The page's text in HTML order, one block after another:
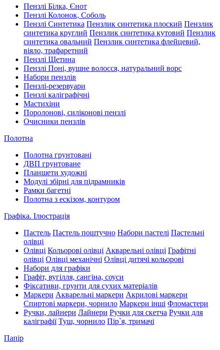
Пензлі Білка, Єнот
Пензлі Колонок, Соболь
Пензлі Синтетика Пензлик синтетика плоский Пензлик
синтетика круглий Пензлик синтетика кутовий Пензлик
синтетика овальний Пензлик синтетика флейцевий,
віяло, трафаретний
Пензлі Щетина
Пензлі Поні, вушне волосся, натуральний ворс
Набори пензлів
Пензлі-резервуари
Пензлі каліграфічні
Мастихіни
Поролонові, силіконові пензлі
Очисники пензлів
Полотна
Полотна грунтовані
ДВП грунтоване
Планшети художні
Модулі збірні для підрамників
Рамки багетні
Полотна з ескізом, контуром
Графіка. Ілюстрація
Пастель Пастель поштучно Набори пастелі Пастельні
олівці
Олівці Кольорові олівці Акварельні олівці Графітні
олівці Олівці механічні Олівці дитячі кольорові
Набори для графіки
Графіт, вугілля, сангіна, соуси
Фіксативи, грунти для сухих матеріалів
Маркери Акварельні маркери Акрилові маркери
Спиртові маркери, чорнило Маркери інші Фломастери
Ручки, лайнери Лайнери Ручки для скетча Ручки для
каліграфії Туш, чорнило Пір`я, тримачі
Папір